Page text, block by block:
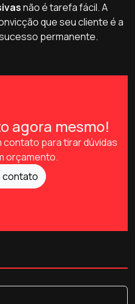
não é tarefa fácil. A
que seu cliente é a
permanente.
agora mesmo!
para tirar dúvidas
orçamento.
contato